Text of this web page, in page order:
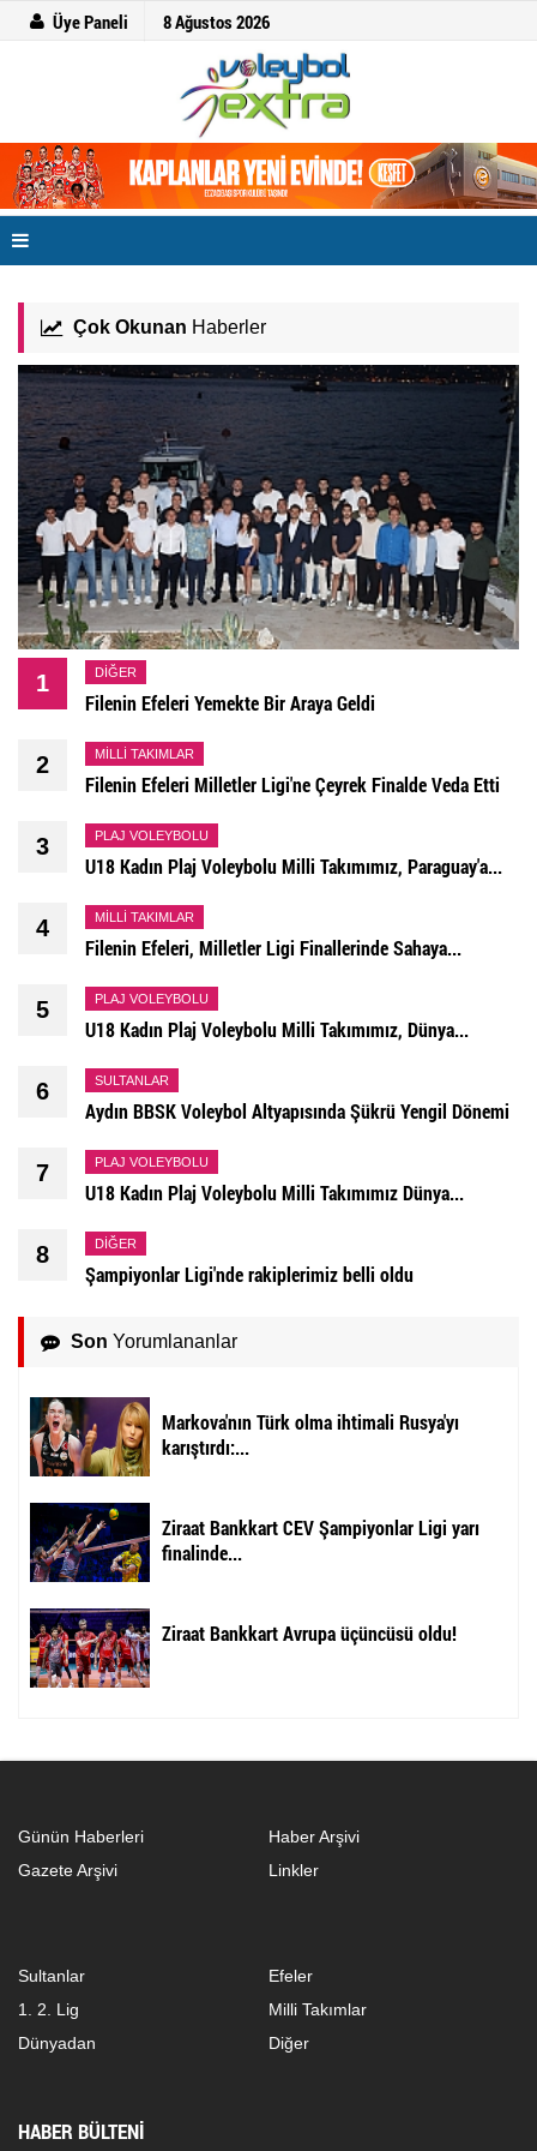
Üye Paneli 8 Ağustos 2026
Çok Okunan Haberler
1 DIĞER
Filenin Efeleri Yemekte Bir Araya Geldi
2 MILLI TAKIMLAR
Filenin Efeleri Milletler Ligi'ne Çeyrek Finalde Veda Etti
3 PLAJ VOLEYBOLU
U18 Kadın Plaj Voleybolu Milli Takımımız, Paraguay'a...
4 MILLI TAKIMLAR
Filenin Efeleri, Milletler Ligi Finallerinde Sahaya...
5 PLAJ VOLEYBOLU
U18 Kadın Plaj Voleybolu Milli Takımımız, Dünya...
6 SULTANLAR
Aydın BBSK Voleybol Altyapısında Şükrü Yengil Dönemi
7 PLAJ VOLEYBOLU
U18 Kadın Plaj Voleybolu Milli Takımımız Dünya...
8 DIĞER
Şampiyonlar Ligi'nde rakiplerimiz belli oldu
Son Yorumlananlar
Markova'nın Türk olma ihtimali Rusya'yı
karıştırdı:...
Ziraat Bankkart CEV Şampiyonlar Ligi yarı
finalinde...
Ziraat Bankkart Avrupa üçüncüsü oldu!
Günün Haberleri
Haber Arşivi
Gazete Arşivi
Linkler
Sultanlar
Efeler
1. 2. Lig
Milli Takımlar
Dünyadan
Diğer
HABER BÜLTENİ